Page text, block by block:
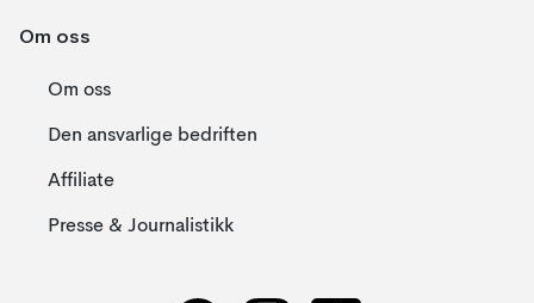
Om oss
Om oss
Den ansvarlige bedriften
Affiliate
Presse & Journalistikk